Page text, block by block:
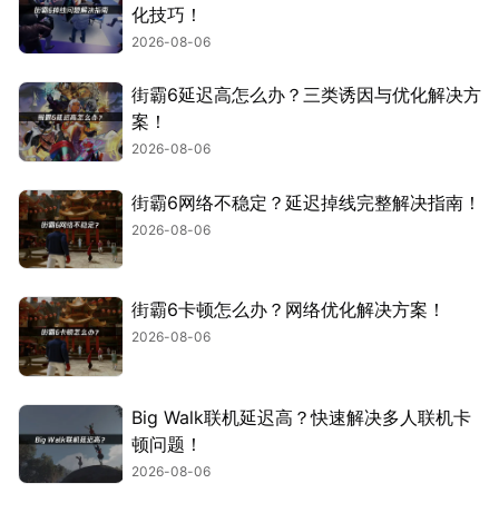
化技巧！
2026-08-06
街霸6延迟高怎么办？三类诱因与优化解决方
案！
2026-08-06
街霸6网络不稳定？延迟掉线完整解决指南！
2026-08-06
街霸6卡顿怎么办？网络优化解决方案！
2026-08-06
Big Walk联机延迟高？快速解决多人联机卡
顿问题！
2026-08-06